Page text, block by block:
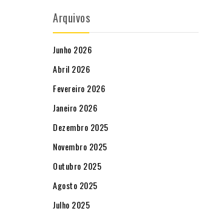
Arquivos
Junho 2026
Abril 2026
Fevereiro 2026
Janeiro 2026
Dezembro 2025
Novembro 2025
Outubro 2025
Agosto 2025
Julho 2025